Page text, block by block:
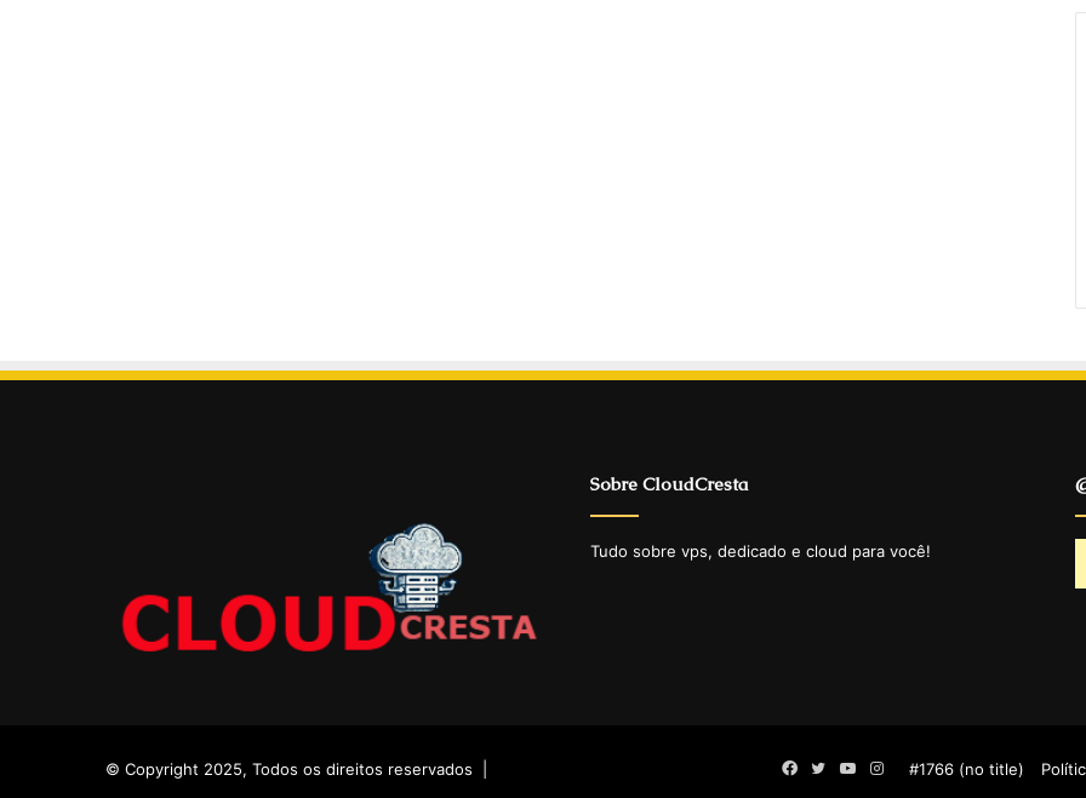
Sobre CloudCresta
Tudo sobre vps, dedicado e cloud para você!
© Copyright 2025, Todos os direitos reservados | #1766 (no title)
Facebook
TwitterYouTube
Instagram